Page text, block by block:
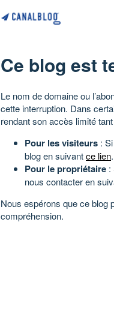
Ce blog est
Le nom de domaine ou
cette interruption. Dans
rendant son accès limité
Pour les visiteurs :
blog en suivantce lien.
Pour le propriétaire :
nous contacter en
Nous espérons que ce blog
compréhension.